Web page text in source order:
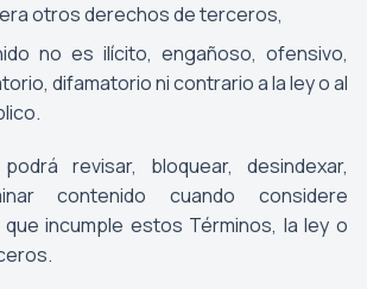
otros derechos de terceros,
no es ilícito, engañoso, ofensivo,
difamatorio ni contrario a la ley o al
revisar, bloquear, desindexar,
contenido cuando considere
incumple estos Términos, la ley o